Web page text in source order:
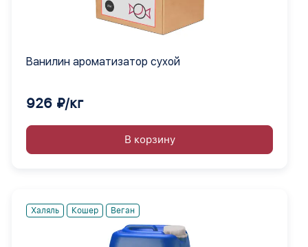
Ванилин ароматизатор сухой
926 ₽/кг
В корзину
Халяль Кошер Веган